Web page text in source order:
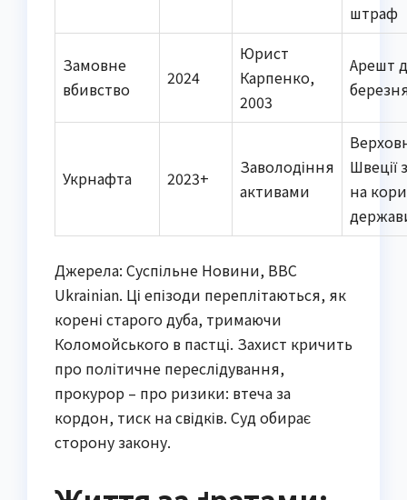
штраф
Замовне
вбивство
2024
Юрист
Карпенко,
2003
Арешт
Укрнафта 2023+
Заволодіння
активами
Швеції
на
Джерела: Суспільне Новини, BBC
Ukrainian. Ці епізоди переплітаються, як
корені старого дуба, тримаючи
Коломойського в пастці. Захист кричить
про політичне переслідування,
прокурор – про ризики: втеча за
кордон, тиск на свідків. Суд обирає
сторону закону.